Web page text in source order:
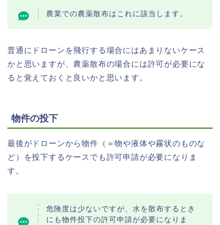
農業での農薬散布はこれに該当します。
普通にドローンを飛行する場合にはあまりないケース
かと思いますが、農薬散布の場合には許可が必要にな
ると覚えておくと良いかと思います。
物件の投下
最後がドローンから物件（＝物や液体や霧状のものな
ど）を投下するケースでも許可申請が必要になりま
す。
危険度は少ないですが、水を散布するとき
にも物件投下の許可申請が必要になりま